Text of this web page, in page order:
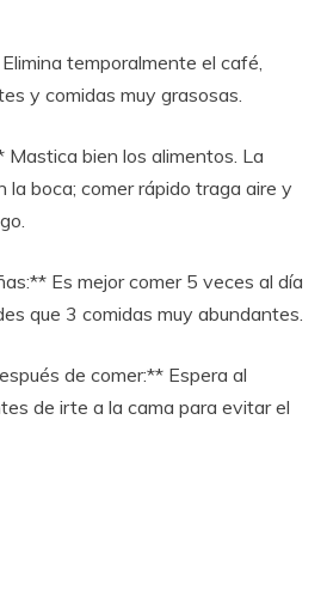
temporalmente el café,
y comidas muy grasosas.
Mastica bien los alimentos. La
la boca; comer rápido traga aire y
Es mejor comer 5 veces al día
que 3 comidas muy abundantes.
de comer:** Espera al
de irte a la cama para evitar el